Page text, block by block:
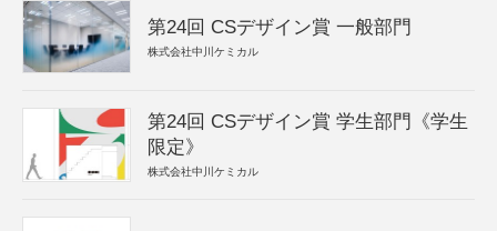
第24回 CSデザイン賞 一般部門
株式会社中川ケミカル
第24回 CSデザイン賞 学生部門《学生
限定》
株式会社中川ケミカル